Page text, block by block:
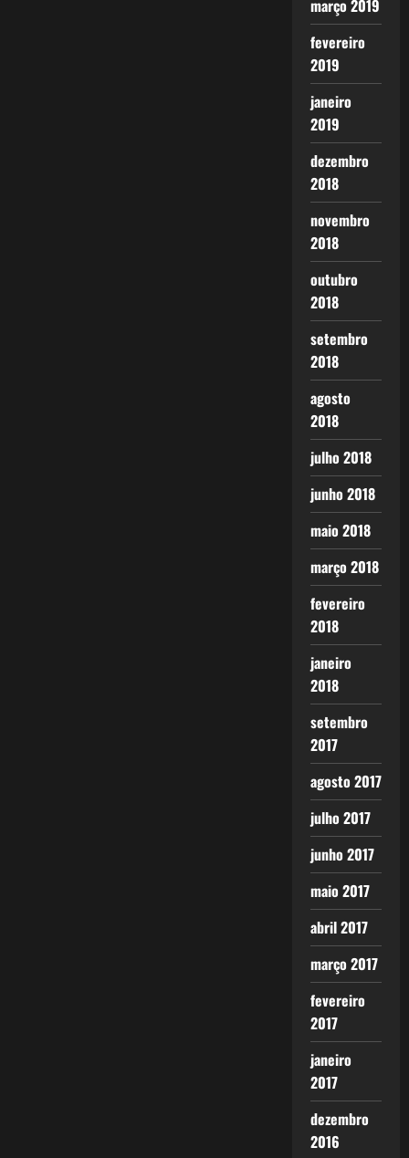
março 2019
fevereiro
2019
janeiro
2019
dezembro
2018
novembro
2018
outubro
2018
setembro
2018
agosto
2018
julho 2018
junho 2018
maio 2018
março 2018
fevereiro
2018
janeiro
2018
setembro
2017
agosto 2017
julho 2017
junho 2017
maio 2017
abril 2017
março 2017
fevereiro
2017
janeiro
2017
dezembro
2016